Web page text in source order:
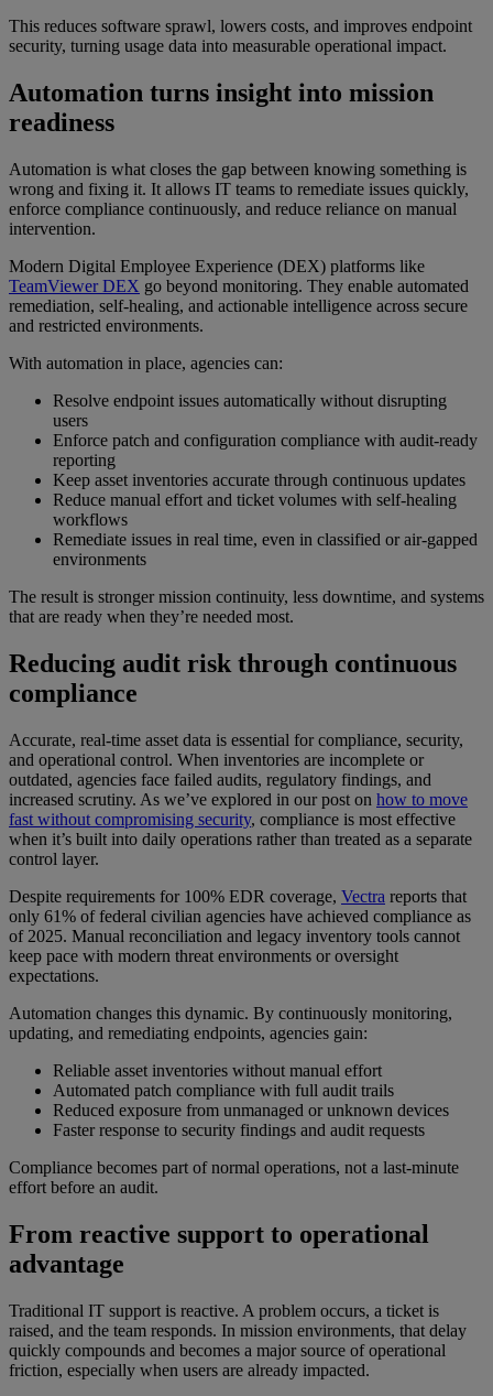
This reduces software sprawl, lowers costs, and improves endpoint
security, turning usage data into measurable operational impact.
Automation turns insight into mission
readiness
Automation is what closes the gap between knowing something is
wrong and fixing it. It allows IT teams to remediate issues quickly,
enforce compliance continuously, and reduce reliance on manual
intervention.
Modern Digital Employee Experience (DEX) platforms like
TeamViewer DEX go beyond monitoring. They enable automated
remediation, self-healing, and actionable intelligence across secure
and restricted environments.
With automation in place, agencies can:
Resolve endpoint issues automatically without disrupting
users
Enforce patch and configuration compliance with audit-ready
reporting
Keep asset inventories accurate through continuous updates
Reduce manual effort and ticket volumes with self-healing
workflows
Remediate issues in real time, even in classified or air-gapped
environments
The result is stronger mission continuity, less downtime, and systems
that are ready when they’re needed most.
Reducing audit risk through continuous
compliance
Accurate, real-time asset data is essential for compliance, security,
and operational control. When inventories are incomplete or
outdated, agencies face failed audits, regulatory findings, and
increased scrutiny. As we’ve explored in our post on how to move
fast without compromising security, compliance is most effective
when it’s built into daily operations rather than treated as a separate
control layer.
Despite requirements for 100% EDR coverage, Vectra reports that
only 61% of federal civilian agencies have achieved compliance as
of 2025. Manual reconciliation and legacy inventory tools cannot
keep pace with modern threat environments or oversight
expectations.
Automation changes this dynamic. By continuously monitoring,
updating, and remediating endpoints, agencies gain:
Reliable asset inventories without manual effort
Automated patch compliance with full audit trails
Reduced exposure from unmanaged or unknown devices
Faster response to security findings and audit requests
Compliance becomes part of normal operations, not a last-minute
effort before an audit.
From reactive support to operational
advantage
Traditional IT support is reactive. A problem occurs, a ticket is
raised, and the team responds. In mission environments, that delay
quickly compounds and becomes a major source of operational
friction, especially when users are already impacted.